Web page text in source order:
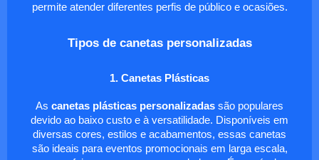
permite atender diferentes perfis de público e ocasiões.
Tipos de canetas personalizadas
1. Canetas Plásticas
As canetas plásticas personalizadas são populares
devido ao baixo custo e à versatilidade. Disponíveis em
diversas cores, estilos e acabamentos, essas canetas
são ideais para eventos promocionais em larga escala,